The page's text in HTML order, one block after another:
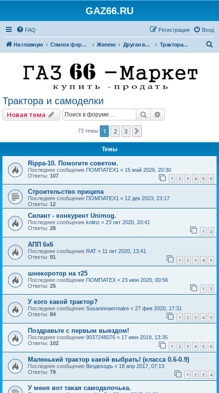
GAZ66.RU
FAQ Вход
Регистрация
На главную Список форумов Железо Другая внедорожная техника Трактора и самоделки
Трактора и самоделки
Новая тема Поиск
73 темы 1 2 3
Темы
Rippa-10. Помогите советом.
Последнее сообщение ПОМПАТЕХ1 « 15 май 2026, 20:30
Ответы: 107 1 2 3 4 5 6
Строительство прицепа
Последнее сообщение ПОМПАТЕХ1 « 12 дек 2023, 23:17
Ответы: 12
Силант - конкурент Unimog.
Последнее сообщение kolinz « 23 окт 2020, 20:41
Ответы: 28 1 2
АПП 6х6
Последнее сообщение RAT « 11 окт 2020, 13:41
Ответы: 91 1 2 3 4 5
шнекоротор на т25
Последнее сообщение ПОМПАТЕХ « 23 июн 2020, 00:56
Ответы: 25 1 2
У кого какой трактор?
Последнее сообщение Susaninnaermake « 27 фев 2020, 17:31
Ответы: 84 1 2 3 4 5
Поздравьте с первым выездом!
Последнее сообщение 9037248076 « 17 июн 2019, 13:35
Ответы: 102 1 2 3 4 5 6
Маленький трактор какой выбрать! (класса 0.6-0.9)
Последнее сообщение Вездеходъ « 18 апр 2017, 07:13
Ответы: 79 1 2 3 4
У меня вот такая самоделочька.